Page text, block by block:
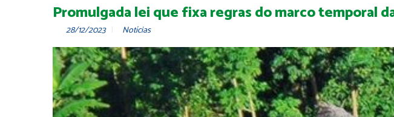
Promulgada lei que fixa regras do marco temporal
28/12/2023 Notícias